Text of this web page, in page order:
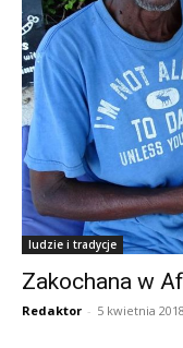
ludzie i tradycje
Zakochana w
Redaktor - 5 kwietnia 2018